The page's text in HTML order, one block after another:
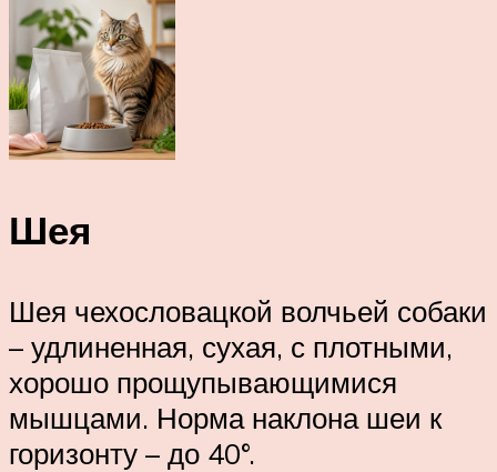
Шея
Шея чехословацкой волчьей собаки
– удлиненная, сухая, с плотными,
хорошо прощупывающимися
мышцами. Норма наклона шеи к
горизонту – до 40°.